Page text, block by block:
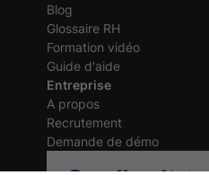
Blog
Glossaire RH
Formation vidéo
Guide d'aide
Entreprise
A propos
Recrutement
Demande de démo